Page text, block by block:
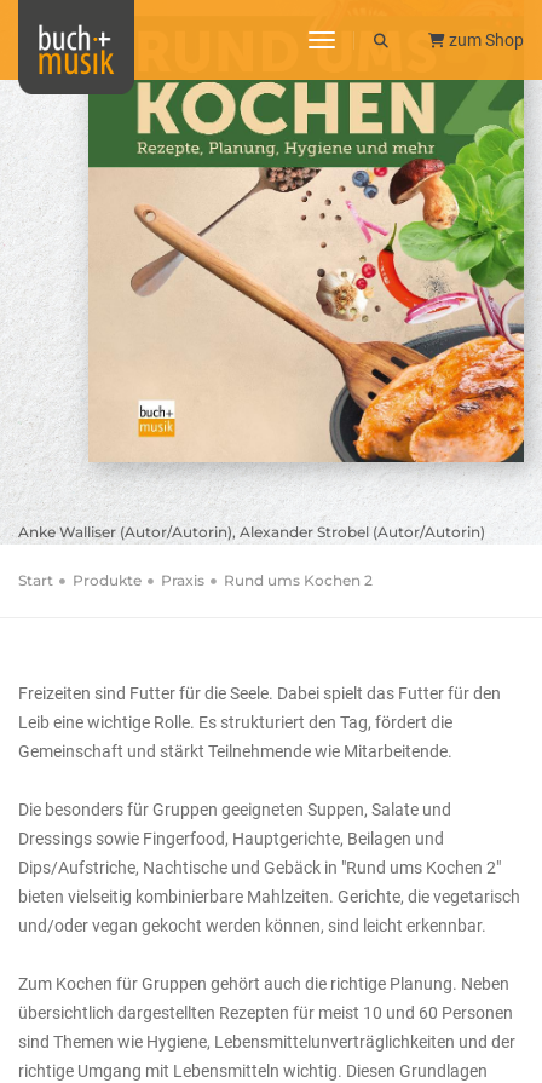
toggle navigation
zum Shop
Anke Walliser (Autor/Autorin), Alexander Strobel (Autor/Autorin)
Rund ums Kochen 2
Start Produkte Praxis Rund ums Kochen 2
Freizeiten sind Futter für die Seele. Dabei spielt das Futter für den
Leib eine wichtige Rolle. Es strukturiert den Tag, fördert die
Gemeinschaft und stärkt Teilnehmende wie Mitarbeitende.
Die besonders für Gruppen geeigneten Suppen, Salate und
Dressings sowie Fingerfood, Hauptgerichte, Beilagen und
Dips/Aufstriche, Nachtische und Gebäck in "Rund ums Kochen 2"
bieten vielseitig kombinierbare Mahlzeiten. Gerichte, die vegetarisch
und/oder vegan gekocht werden können, sind leicht erkennbar.
Zum Kochen für Gruppen gehört auch die richtige Planung. Neben
übersichtlich dargestellten Rezepten für meist 10 und 60 Personen
sind Themen wie Hygiene, Lebensmittelunverträglichkeiten und der
richtige Umgang mit Lebensmitteln wichtig. Diesen Grundlagen